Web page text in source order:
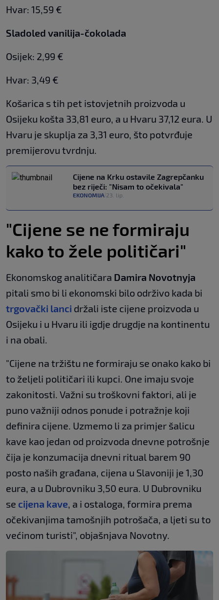
Hvar: 15,59 €
Sladoled vanilija-čokolada
Osijek: 2,99 €
Hvar: 3,49 €
Košarica s tih pet istovjetnih proizvoda u
Osijeku košta 33,81 euro, a u Hvaru 37,12 eura. U
Hvaru je skuplja za 3,31 euro, što potvrđuje
premijerovu tvrdnju.
Cijene na Krku ostavile Zagrepčanku
bez riječi: "Nisam to očekivala"
EKONOMIJA 23. lip.
"Cijene se ne formiraju
kako to žele političari"
Ekonomskog analitičara Damira Novotnyja
pitali smo bi li ekonomski bilo održivo kada bi
trgovački lanci držali iste cijene proizvoda u
Osijeku i u Hvaru ili igdje drugdje na kontinentu
i na obali.
"Cijene na tržištu ne formiraju se onako kako bi
to željeli političari ili kupci. One imaju svoje
zakonitosti. Važni su troškovni faktori, ali je
puno važniji odnos ponude i potražnje koji
definira cijene. Uzmemo li za primjer šalicu
kave kao jedan od proizvoda dnevne potrošnje
čija je konzumacija dnevni ritual barem 90
posto naših građana, cijena u Slavoniji je 1,30
eura, a u Dubrovniku 3,50 eura. U Dubrovniku
se cijena kave, a i ostaloga, formira prema
očekivanjima tamošnjih potrošača, a ljeti su to
većinom turisti", objašnjava Novotny.